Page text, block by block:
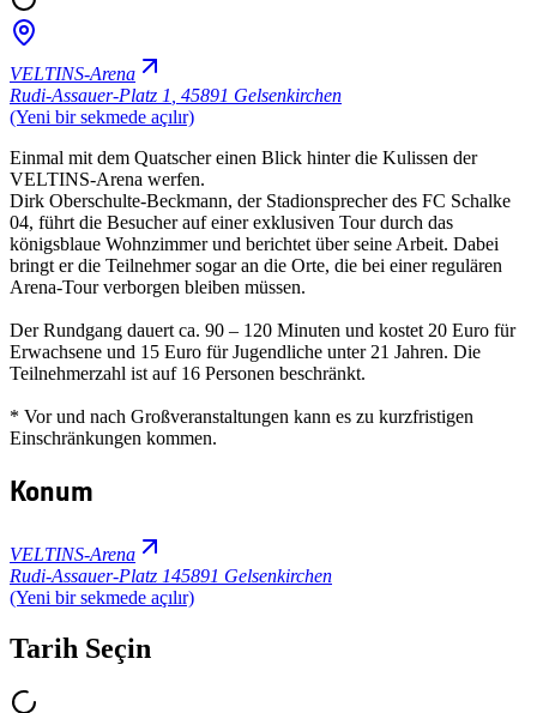
VELTINS-Arena
Rudi-Assauer-Platz 1 45891 Gelsenkirchen
(Yeni bir sekmede açılır)
Einmal mit dem Quatscher einen Blick hinter die Kulissen der
VELTINS-Arena werfen.
Dirk Oberschulte-Beckmann, der Stadionsprecher des FC Schalke
04, führt die Besucher auf einer exklusiven Tour durch das
königsblaue Wohnzimmer und berichtet über seine Arbeit. Dabei
bringt er die Teilnehmer sogar an die Orte, die bei einer regulären
Arena-Tour verborgen bleiben müssen.
Der Rundgang dauert ca. 90 – 120 Minuten und kostet 20 Euro für
Erwachsene und 15 Euro für Jugendliche unter 21 Jahren. Die
Teilnehmerzahl ist auf 16 Personen beschränkt.
* Vor und nach Großveranstaltungen kann es zu kurzfristigen
Einschränkungen kommen.
Konum
VELTINS-Arena
Rudi-Assauer-Platz 145891 Gelsenkirchen
(Yeni bir sekmede açılır)
Tarih Seçin